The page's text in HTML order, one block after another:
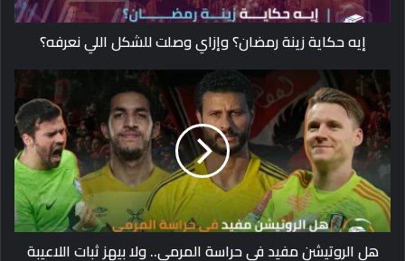
إيه حكاية زينة رمضان؟ وإزاي وصلت للشكل اللي نعرفه؟
هل الروتيشن مفيد في حراسة المرمى.. ولا بيهز ثبات اللاعيبة